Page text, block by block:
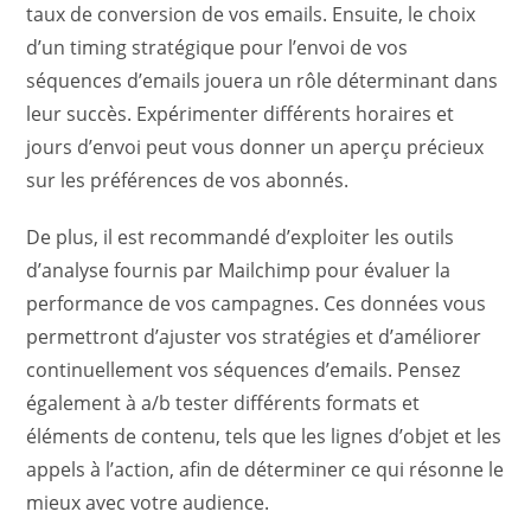
taux de conversion de vos emails. Ensuite, le choix
d’un timing stratégique pour l’envoi de vos
séquences d’emails jouera un rôle déterminant dans
leur succès. Expérimenter différents horaires et
jours d’envoi peut vous donner un aperçu précieux
sur les préférences de vos abonnés.
De plus, il est recommandé d’exploiter les outils
d’analyse fournis par Mailchimp pour évaluer la
performance de vos campagnes. Ces données vous
permettront d’ajuster vos stratégies et d’améliorer
continuellement vos séquences d’emails. Pensez
également à a/b tester différents formats et
éléments de contenu, tels que les lignes d’objet et les
appels à l’action, afin de déterminer ce qui résonne le
mieux avec votre audience.